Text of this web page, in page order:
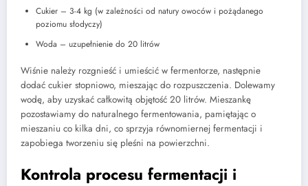
Cukier – 3-4 kg (w zależności od natury owoców i pożądanego
poziomu słodyczy)
Woda – uzupełnienie do 20 litrów
Wiśnie należy rozgnieść i umieścić w fermentorze, następnie
dodać cukier stopniowo, mieszając do rozpuszczenia. Dolewamy
wodę, aby uzyskać całkowitą objętość 20 litrów. Mieszankę
pozostawiamy do naturalnego fermentowania, pamiętając o
mieszaniu co kilka dni, co sprzyja równomiernej fermentacji i
zapobiega tworzeniu się pleśni na powierzchni.
Kontrola procesu fermentacji i